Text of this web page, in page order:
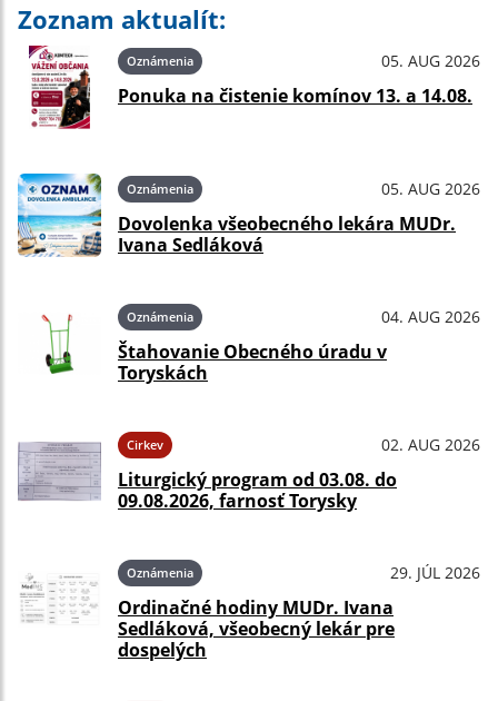
Zoznam aktualít:
Oznámenia 05. AUG 2026
Ponuka na čistenie komínov 13. a 14.08.
Oznámenia 05. AUG 2026
Dovolenka všeobecného lekára MUDr.
Ivana Sedláková
Oznámenia 04. AUG 2026
Štahovanie Obecného úradu v
Toryskách
Cirkev 02. AUG 2026
Liturgický program od 03.08. do
09.08.2026, farnosť Torysky
Oznámenia 29. JÚL 2026
Ordinačné hodiny MUDr. Ivana
Sedláková, všeobecný lekár pre
dospelých